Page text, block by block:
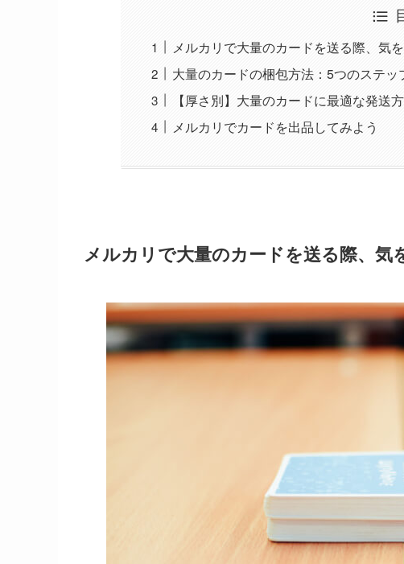
メルカリで大量のカードを送る際、気
大量のカードの梱包方法：5つのステッ
【厚さ別】大量のカードに最適な発送
メルカリでカードを出品してみよう
メルカリで大量のカードを送る際、気